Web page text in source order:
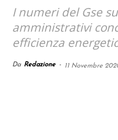
I numeri del Gse
amministrativi
efficienza
Da Redazione - 11 Novembre